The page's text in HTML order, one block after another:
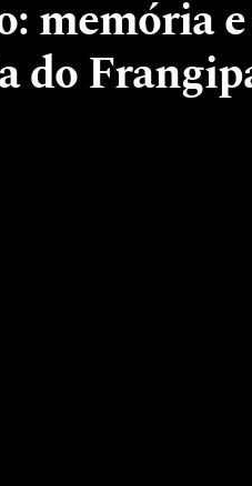
memória
do